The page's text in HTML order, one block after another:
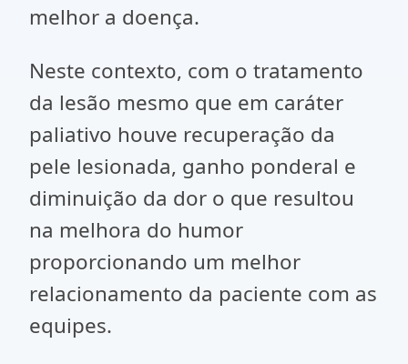
melhor a doença.
Neste contexto, com o tratamento
da lesão mesmo que em caráter
paliativo houve recuperação da
pele lesionada, ganho ponderal e
diminuição da dor o que resultou
na melhora do humor
proporcionando um melhor
relacionamento da paciente com as
equipes.